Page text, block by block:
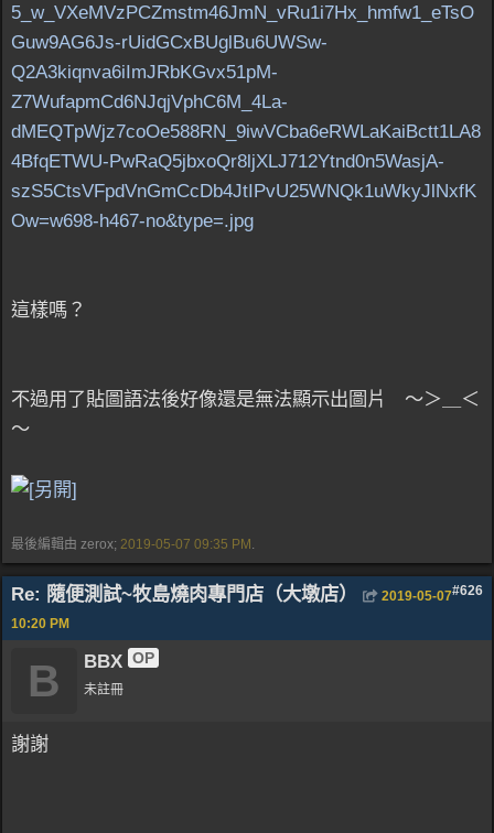
5_w_VXeMVzPCZmstm46JmN_vRu1i7Hx_hmfw1_eTsO
Guw9AG6Js-rUidGCxBUglBu6UWSw-
Q2A3kiqnva6iImJRbKGvx51pM-
Z7WufapmCd6NJqjVphC6M_4La-
dMEQTpWjz7coOe588RN_9iwVCba6eRWLaKaiBctt1LA8
4BfqETWU-PwRaQ5jbxoQr8ljXLJ712Ytnd0n5WasjA-
szS5CtsVFpdVnGmCcDb4JtIPvU25WNQk1uWkyJlNxfK
Ow=w698-h467-no&type=.jpg
這樣嗎？
不過用了貼圖語法後好像還是無法顯示出圖片 ～＞＿＜
～
最後編輯由 zerox; 2019-05-07 09:35 PM .
Re: 隨便測試~牧島燒肉專門店（大墩店） #626
2019-05-07
10:20 PM
B BBX OP
未註冊
謝謝